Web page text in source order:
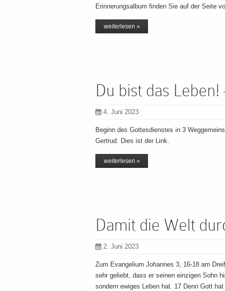
Erinnerungsalbum finden Sie auf der Seite
weiterlesen »
Du bist das
4. Juni 2023
Beginn des Gottesdienstes in 3
Gertrud. Dies ist der Link.
weiterlesen »
Damit die Welt
2. Juni 2023
Zum Evangelium Johannes 3, 16-18 am
sehr geliebt, dass er seinen einzigen Sohn
sondern ewiges Leben hat. 17 Denn Gott